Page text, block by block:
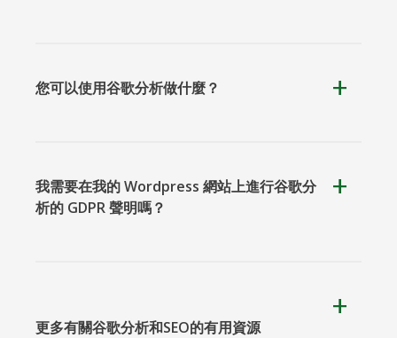
您可以使用谷歌分析做什麼？
我需要在我的 Wordpress 網站上進行谷歌分
析的 GDPR 聲明嗎？
更多有關谷歌分析和SEO的有用資源